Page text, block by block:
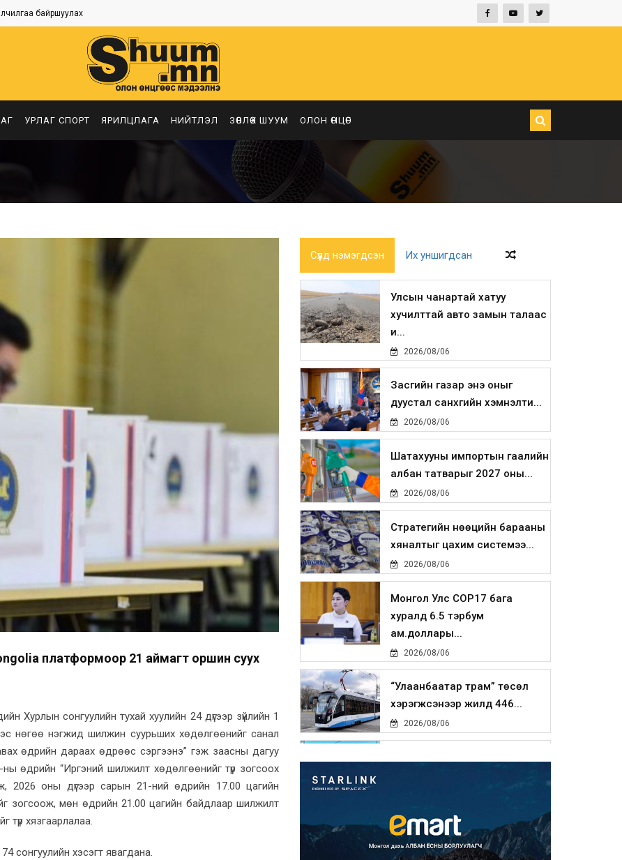
байршуулах
УРЛАГ СПОРТ ЯРИЛЦЛАГА НИЙТЛЭЛ ЗӨВЛӨХ ШУУМ ОЛОН ӨНЦӨГ
платформоор 21 аймагт оршин суух
Хурлын сонгуулийн тухай хуулийн 24 дүгээр зүйлийн 1
нөгөө нэгжид шилжин суурьших хөдөлгөөнийг санал
өдрийн дараах өдрөөс сэргээнэ” гэж заасны дагуу
өдрийн “Иргэний шилжилт хөдөлгөөнийг түр зогсоох
2026 оны дүгээр сарын 21-ний өдрийн 17.00 цагийн
зогсоож, мөн өдрийн 21.00 цагийн байдлаар шилжилт
түр хязгаарлалаа.
сонгуулийн хэсэгт явагдана.
Сүүлд нэмэгдсэн Их уншигдсан
Улсын чанартай хатуу
хучилттай авто замын талаас
и...
2026/08/06
Засгийн газар энэ оныг
дуустал санхүүгийн хэмнэлти...
2026/08/06
Шатахууны импортын гаалийн
албан татварыг 2027 оны...
2026/08/06
Стратегийн нөөцийн барааны
хяналтыг цахим системээ...
2026/08/06
Монгол Улс COP17 бага
хуралд 6.5 тэрбум
ам.доллары...
2026/08/06
“Улаанбаатар трам” төсөл
хэрэгжсэнээр жилд 446...
2026/08/06
2026/08/06
Улаанбаатарт өдөртөө 29 хэм
дулаан